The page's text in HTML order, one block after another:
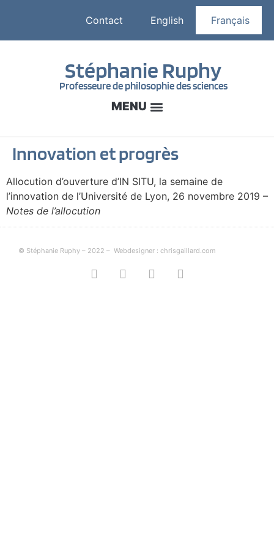
Contact English Français
Stéphanie Ruphy
Professeure de philosophie des sciences
Innovation et progrès
Allocution d’ouverture d’IN SITU, la semaine de
l’innovation de l’Université de Lyon, 26 novembre 2019 –
Notes de l’allocution
© Stéphanie Ruphy – 2022 – Webdesigner : chrisgaillard.com